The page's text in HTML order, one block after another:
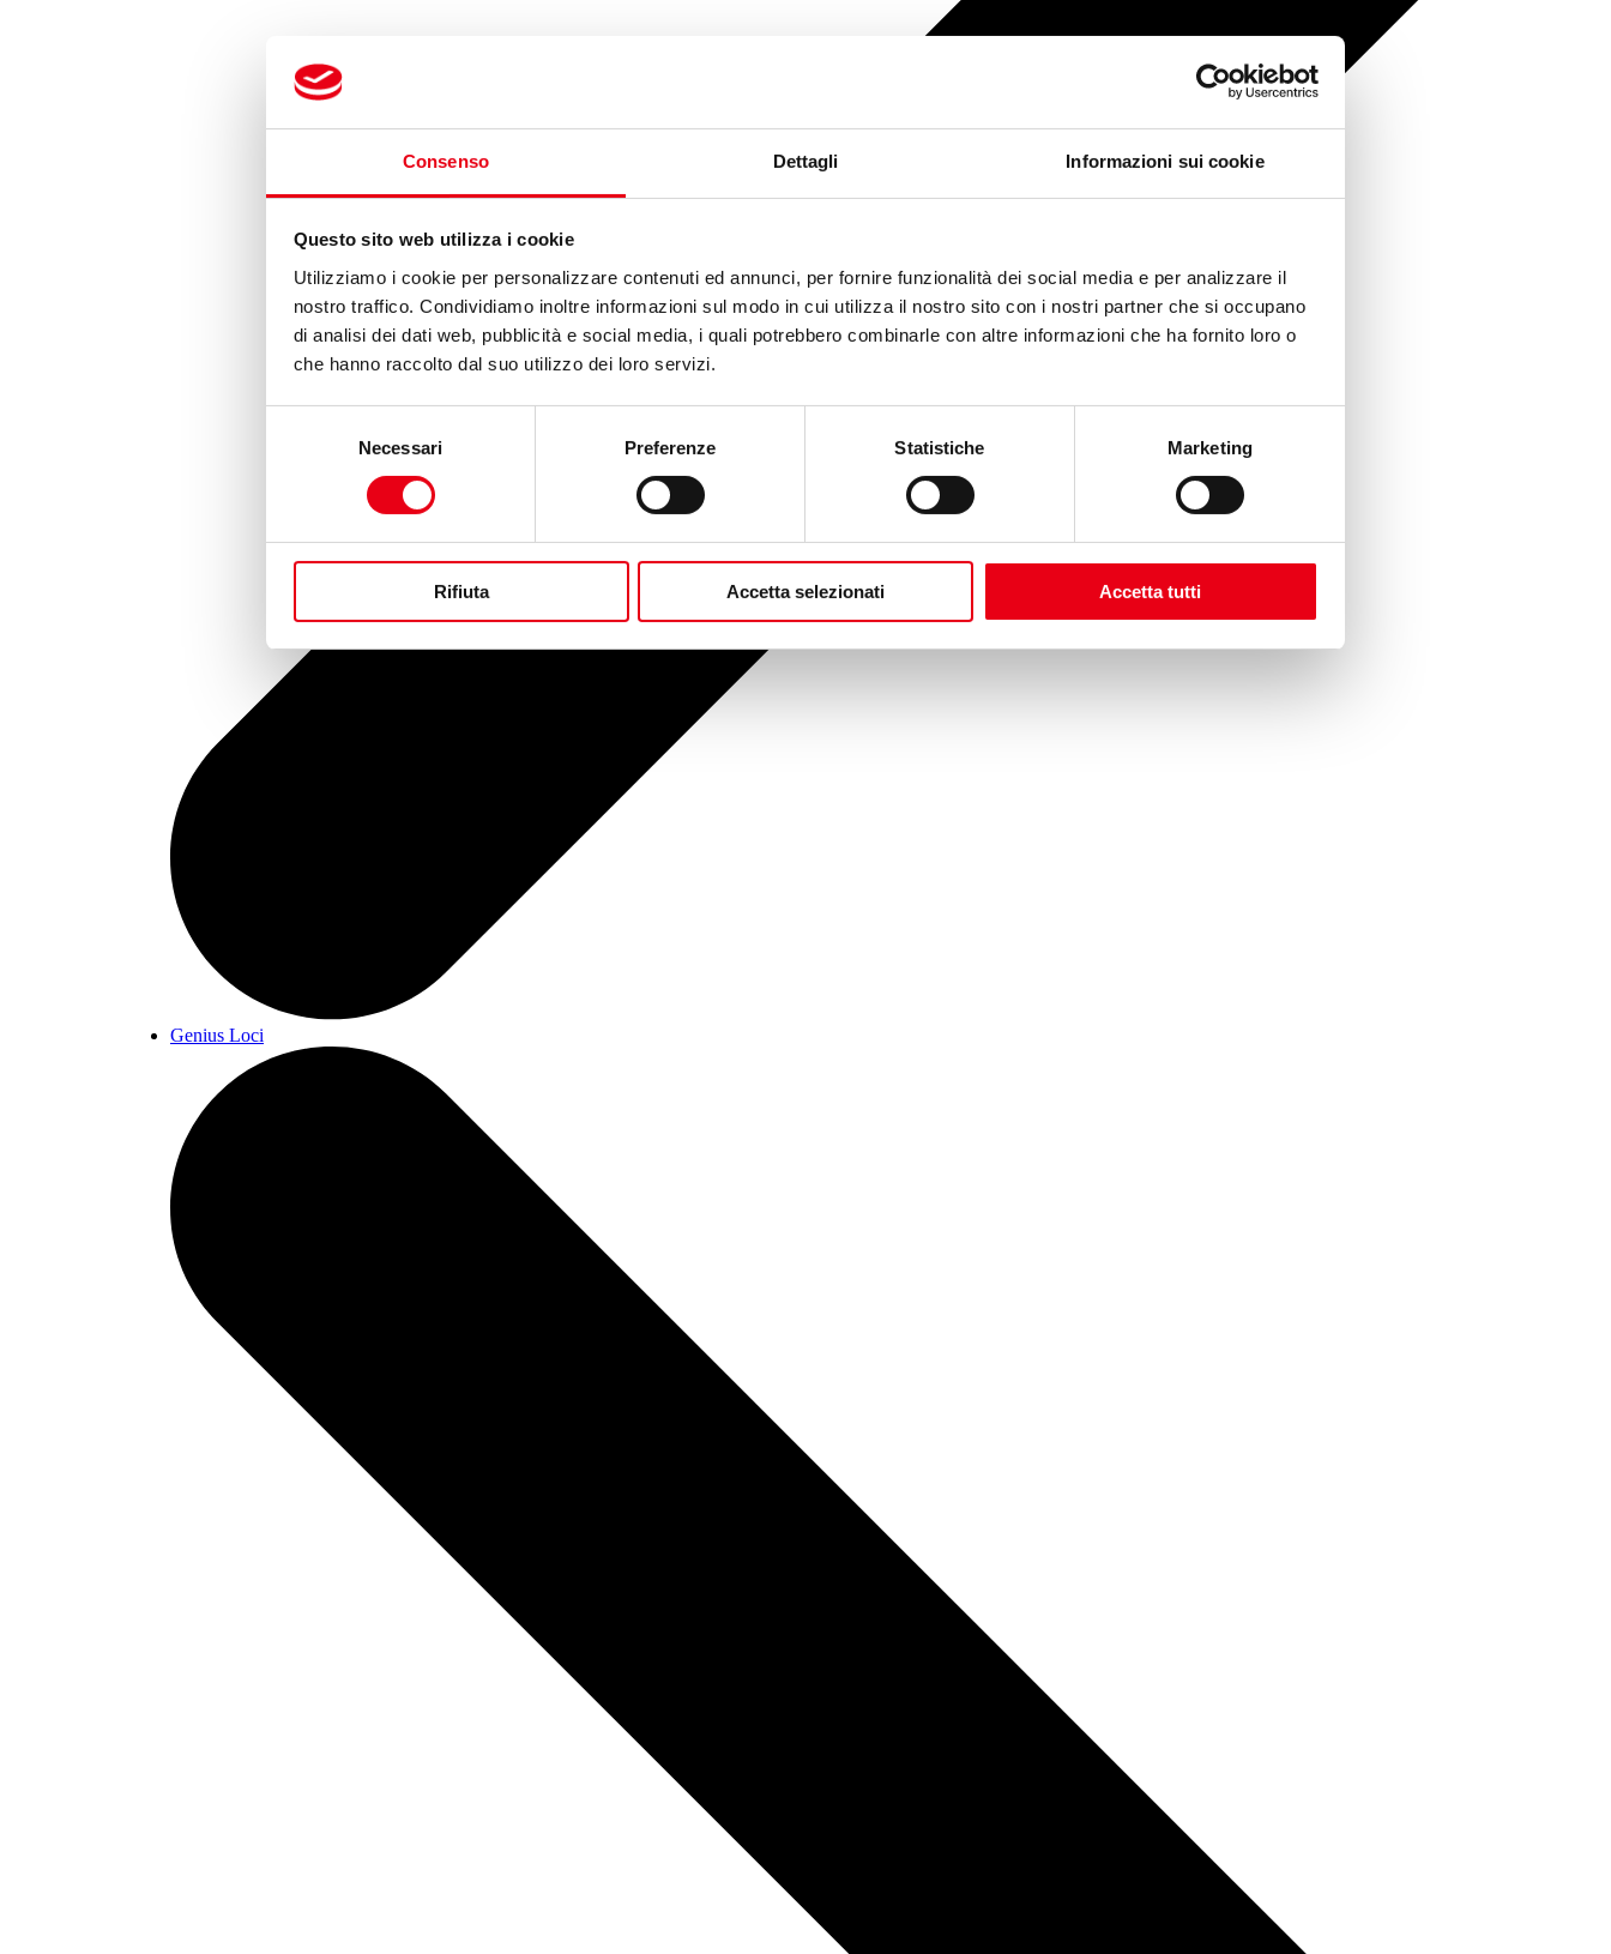
Consenso Dettagli Informazioni sui cookie
Questo sito web utilizza i cookie
Utilizziamo i cookie per personalizzare contenuti ed annunci, per fornire funzionalità dei social media e per analizzare il
nostro traffico. Condividiamo inoltre informazioni sul modo in cui utilizza il nostro sito con i nostri partner che si occupano
di analisi dei dati web, pubblicità e social media, i quali potrebbero combinarle con altre informazioni che ha fornito loro o
che hanno raccolto dal suo utilizzo dei loro servizi.
Necessari Preferenze Statistiche Marketing
Rifiuta Accetta selezionati Accetta tutti
Genius Loci